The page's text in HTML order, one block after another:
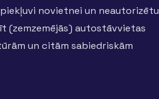
novietnei un neautorizētu
(zemzemējās) autostāvvietas
un citām sabiedriskām